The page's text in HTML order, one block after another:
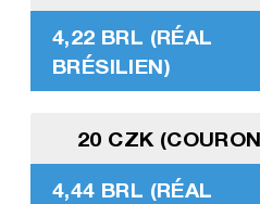
4,22 BRL (RÉAL
BRÉSILIEN)
20 CZK
4,44 BRL (RÉAL